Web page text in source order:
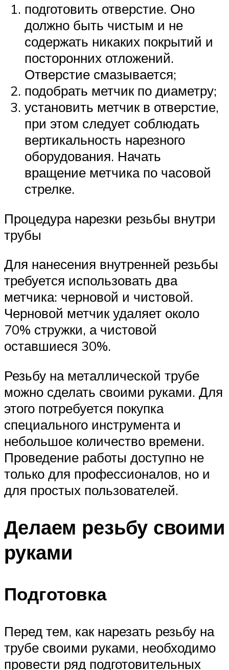
подготовить отверстие. Оно
должно быть чистым и не
содержать никаких покрытий и
посторонних отложений.
Отверстие смазывается;
подобрать метчик по диаметру;
установить метчик в отверстие,
при этом следует соблюдать
вертикальность нарезного
оборудования. Начать
вращение метчика по часовой
стрелке.
Процедура нарезки резьбы внутри
трубы
Для нанесения внутренней резьбы
требуется использовать два
метчика: черновой и чистовой.
Черновой метчик удаляет около
70% стружки, а чистовой
оставшиеся 30%.
Резьбу на металлической трубе
можно сделать своими руками. Для
этого потребуется покупка
специального инструмента и
небольшое количество времени.
Проведение работы доступно не
только для профессионалов, но и
для простых пользователей.
Делаем резьбу своими
руками
Подготовка
Перед тем, как нарезать резьбу на
трубе своими руками, необходимо
провести ряд подготовительных